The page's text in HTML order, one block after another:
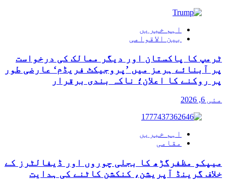
اہم خبریں
بین الاقوامی
ٹرمپ کا پاکستان اور دیگر ممالک کی درخواست
پر آبنائے ہرمز میں ’پروجیکٹ فریڈم‘ عارضی طور
پر روکنے کا اعلان؛ ناکہ بندی برقرار
مئی 6, 2026
اہم خبریں
مقامی
میپکو مظفرگڑھ کا بجلی چوروں اور ڈیفالٹرز کے
خلاف گرینڈ آپریشن، کنکشن کاٹنے کی ہدایت